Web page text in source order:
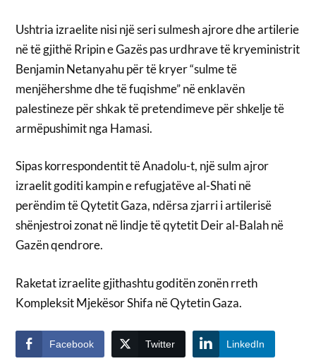
Ushtria izraelite nisi një seri sulmesh ajrore dhe artilerie
në të gjithë Rripin e Gazës pas urdhrave të kryeministrit
Benjamin Netanyahu për të kryer “sulme të
menjëhershme dhe të fuqishme” në enklavën
palestineze për shkak të pretendimeve për shkelje të
armëpushimit nga Hamasi.
Sipas korrespondentit të Anadolu-t, një sulm ajror
izraelit goditi kampin e refugjatëve al-Shati në
perëndim të Qytetit Gaza, ndërsa zjarri i artilerisë
shënjestroi zonat në lindje të qytetit Deir al-Balah në
Gazën qendrore.
Raketat izraelite gjithashtu goditën zonën rreth
Kompleksit Mjekësor Shifa në Qytetin Gaza.
Facebook Twitter LinkedIn